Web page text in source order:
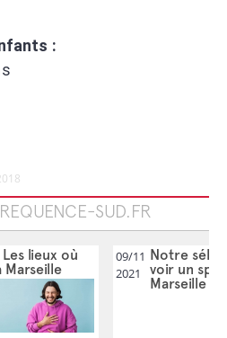
:
SUD.FR
lieux où
Marseille
09/11
2021
Notre
voir un
Marseille